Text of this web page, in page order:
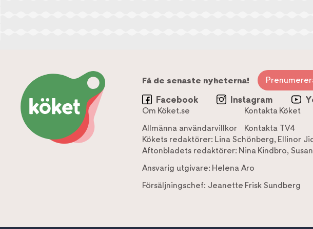
Få de senaste nyheterna!
Facebook Instagram
Om Köket.se Kontakta Köket
Allmänna användarvillkor
Kontakta TV4
Kökets redaktörer: Lina Schönberg, Ellinor
Aftonbladets redaktörer: Nina Kindbro,
Ansvarig utgivare: Helena Aro
Försäljningschef: Jeanette Frisk Sundberg